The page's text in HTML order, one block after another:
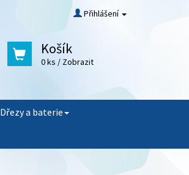
Přihlášení
Košík
0 ks / Zobrazit
Dřezy a baterie